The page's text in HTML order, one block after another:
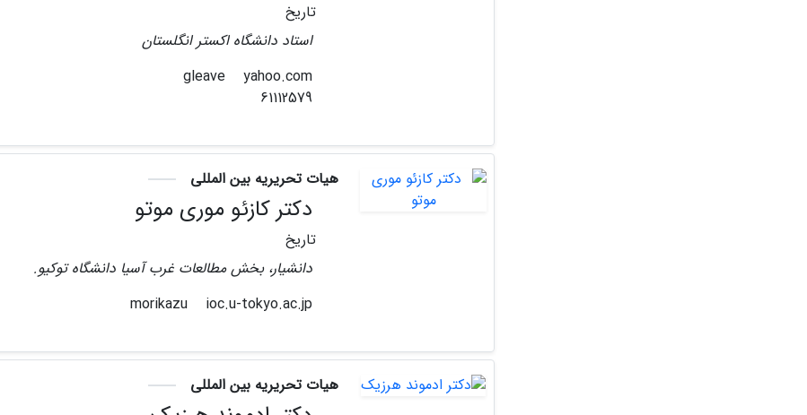
تاریخ
استاد دانشگاه اکستر انگلستان
yahoo.com
هیات تحریریه بین المللی
دکتر کازئو موری موتو
تاریخ
دانشیار، بخش مطالعات غرب آسیا دانشگاه توکیو.
ioc.u-tokyo.ac.jp
هیات تحریریه بین المللی